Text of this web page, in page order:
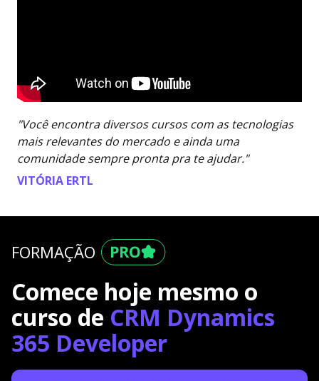
"Você encontra diversos cursos com as tecnologias
mais relevantes do mercado e ainda uma
comunidade sempre pronta pra te ajudar."
VITÓRIA ERTL
FORMAÇÃO
Comece hoje mesmo o
curso de CRM Dynamics
365 Developer